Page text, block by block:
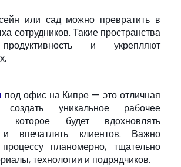
или сад можно превратить в
сотрудников. Такие пространства
и укрепляют
под офис на Кипре — это отличная
создать уникальное рабочее
которое будет вдохновлять
и впечатлять клиентов. Важно
планомерно, тщательно
технологии и подрядчиков.